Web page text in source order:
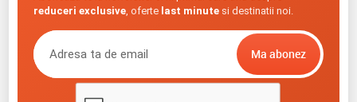
reduceri exclusive, oferte last minutesi destinatii noi.